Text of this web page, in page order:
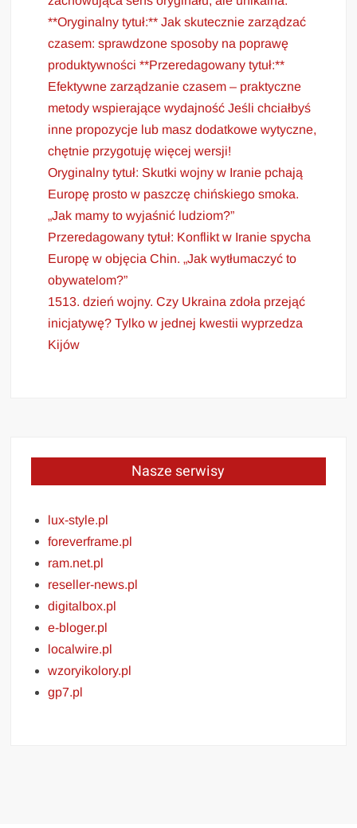
**Oryginalny tytuł:** Jak skutecznie zarządzać
czasem: sprawdzone sposoby na poprawę
produktywności **Przeredagowany tytuł:**
Efektywne zarządzanie czasem – praktyczne
metody wspierające wydajność Jeśli chciałbyś
inne propozycje lub masz dodatkowe wytyczne,
chętnie przygotuję więcej wersji!
Oryginalny tytuł: Skutki wojny w Iranie pchają
Europę prosto w paszczę chińskiego smoka.
„Jak mamy to wyjaśnić ludziom?”
Przeredagowany tytuł: Konflikt w Iranie spycha
Europę w objęcia Chin. „Jak wytłumaczyć to
obywatelom?”
1513. dzień wojny. Czy Ukraina zdoła przejąć
inicjatywę? Tylko w jednej kwestii wyprzedza
Kijów
Nasze serwisy
lux-style.pl
foreverframe.pl
ram.net.pl
reseller-news.pl
digitalbox.pl
e-bloger.pl
localwire.pl
wzoryikolory.pl
gp7.pl